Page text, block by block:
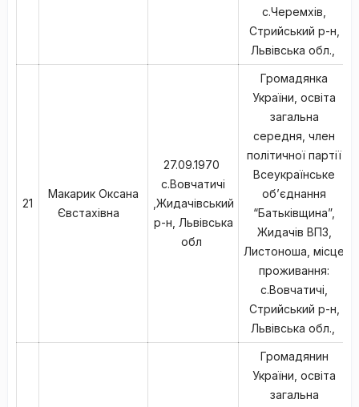
с.Черемхів,
Стрийський р-н,
Львівська обл.,
21
Макарик Оксана
Євстахівна
27.09.1970
с.Вовчатичі
,Жидачівський
р-н, Львівська
обл
Громадянка
України, освіта
загальна
середня, член
політичної партії
Всеукраїнське
об’єднання
“Батьківщина”,
Жидачів ВПЗ,
Листоноша, місце
проживання:
с.Вовчатичі,
Стрийський р-н,
Львівська обл.,
Громадянин
України, освіта
загальна